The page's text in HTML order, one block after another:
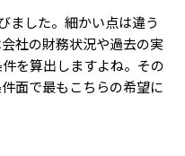
ました。細かい点は違う
社の財務状況や過去の実
を算出しますよね。その
面で最もこちらの希望に